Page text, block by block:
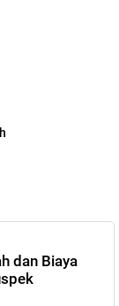
dan Biaya